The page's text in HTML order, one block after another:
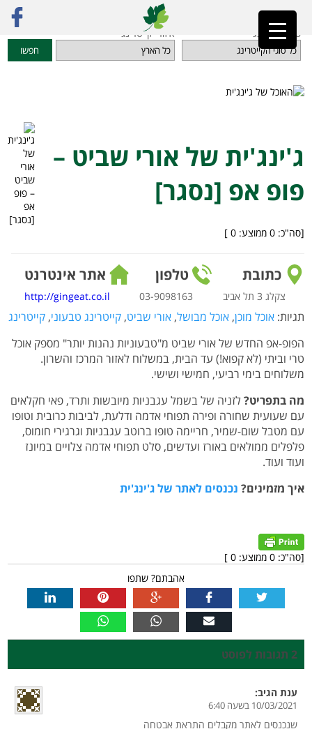
ראשי»מדריך קייטרינג »ג'ינג'ית של אורי שביט – פופ אפ [נסגר]
סוגי קייטרינג איזורי קייטרינג
חפשו
ג'ינג'ית של אורי שביט –
פופ אפ [נסגר]
[סה"כ: 0 ממוצע: 0
]
כתובת
צקלג 3 תל אביב
טלפון
03-9098163
אתר אינטרנט
http://gingeat.co.il
תגיות: אוכל מוכן, אוכל מבושל, אורי שביט, קייטרינג טבעוני, קייטרינג
הפופ-אפ החדש של אורי שביט מ"טבעוניות נהנות יותר" מספק אוכל
טרי וביתי (לא קפוא!) עד הבית, במשלוח לאזור המרכז והשרון.
משלוחים בימי רביעי, חמישי ושישי.
מה בתפריט?לזניה של בשמל עגבניות מיובשות ותרד, פאי חקלאים
עם שעועית שחורה ופירה תפוחי אדמה ודלעת, לביבות כרובית וטופו
עם מטבל שום-שמיר, חריימה טופו ברוטב עגבניות וגרגירי חומוס,
פלפלים ממולאים באורז ועדשים, סלט תפוחי אדמה צלויים במיונז
ועוד ועוד.
איך מזמינים? נכנסים לאתר של ג'ינג'ית
[סה"כ: 0 ממוצע: 0
]
אהבתם? שתפו
2 תגובות לפוסט
ענת הגיב:
10/03/2021 בשעה 6:40
שנכנסים לאתר מקבלים התראת אבטחה